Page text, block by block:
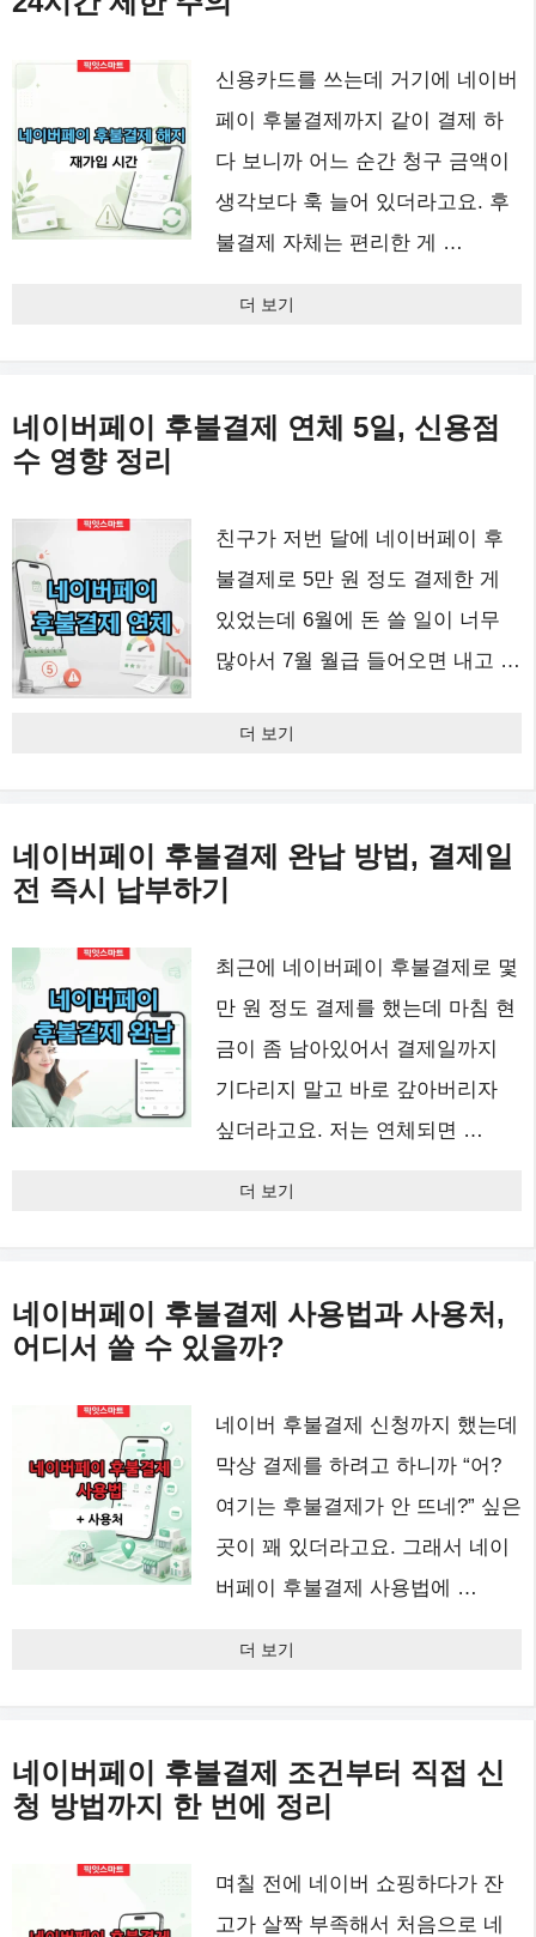
신용카드를 쓰는데 거기에 네이버
페이 후불결제까지 같이 결제 하
다 보니까 어느 순간 청구 금액이
생각보다 훅 늘어 있더라고요. 후
불결제 자체는 편리한 게 …
더 보기
네이버페이 후불결제 연체 5일, 신용점
수 영향 정리
친구가 저번 달에 네이버페이 후
불결제로 5만 원 정도 결제한 게
있었는데 6월에 돈 쓸 일이 너무
많아서 7월 월급 들어오면 내고 …
더 보기
네이버페이 후불결제 완납 방법, 결제일
전 즉시 납부하기
최근에 네이버페이 후불결제로 몇
만 원 정도 결제를 했는데 마침 현
금이 좀 남아있어서 결제일까지
기다리지 말고 바로 갚아버리자
싶더라고요. 저는 연체되면 …
더 보기
네이버페이 후불결제 사용법과 사용처,
어디서 쓸 수 있을까?
네이버 후불결제 신청까지 했는데
막상 결제를 하려고 하니까 “어?
여기는 후불결제가 안 뜨네?” 싶은
곳이 꽤 있더라고요. 그래서 네이
버페이 후불결제 사용법에 …
더 보기
네이버페이 후불결제 조건부터 직접 신
청 방법까지 한 번에 정리
며칠 전에 네이버 쇼핑하다가 잔
고가 살짝 부족해서 처음으로 네